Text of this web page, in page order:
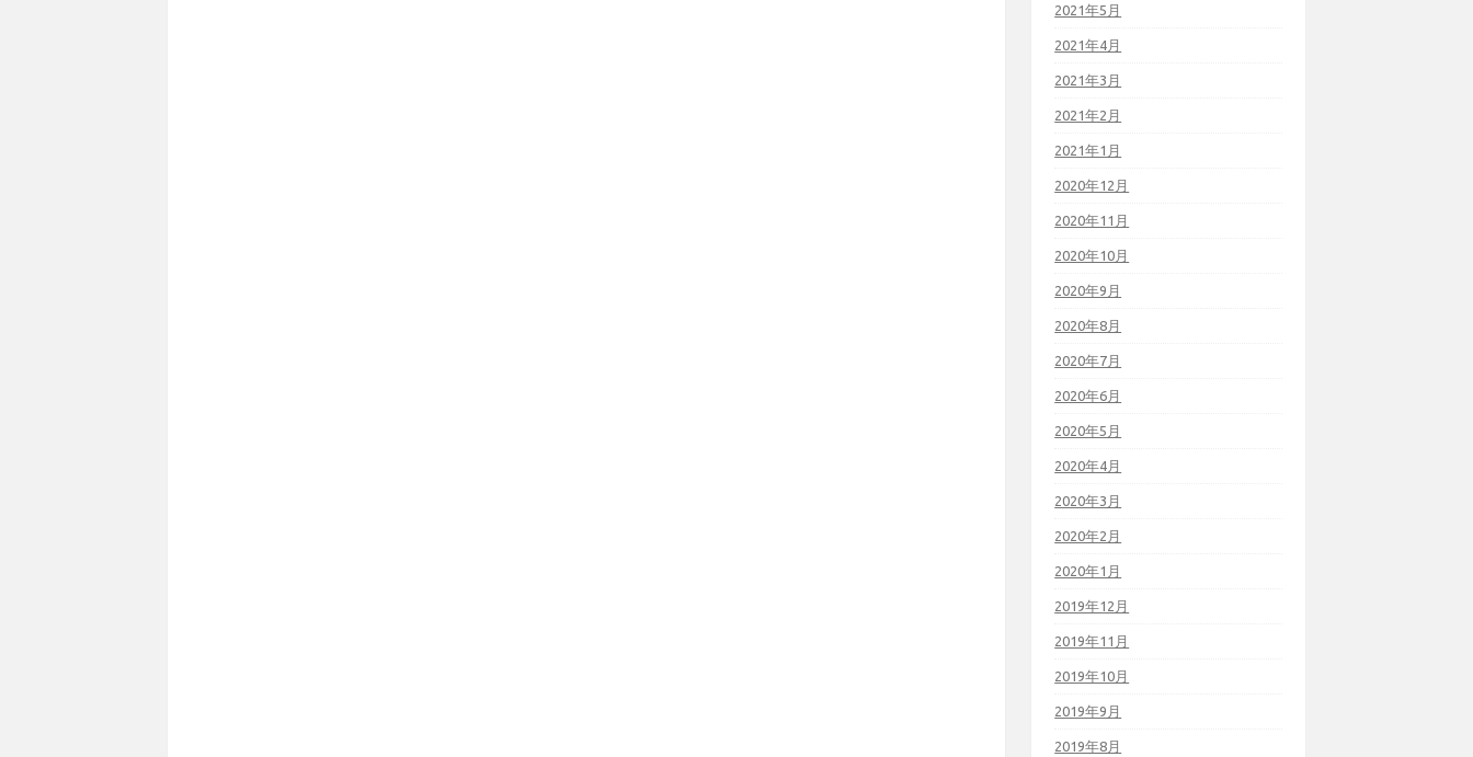
2021年5月
2021年4月
2021年3月
2021年2月
2021年1月
2020年12月
2020年11月
2020年10月
2020年9月
2020年8月
2020年7月
2020年6月
2020年5月
2020年4月
2020年3月
2020年2月
2020年1月
2019年12月
2019年11月
2019年10月
2019年9月
2019年8月